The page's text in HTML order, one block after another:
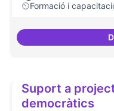
Formació i
Suport a
democràtics